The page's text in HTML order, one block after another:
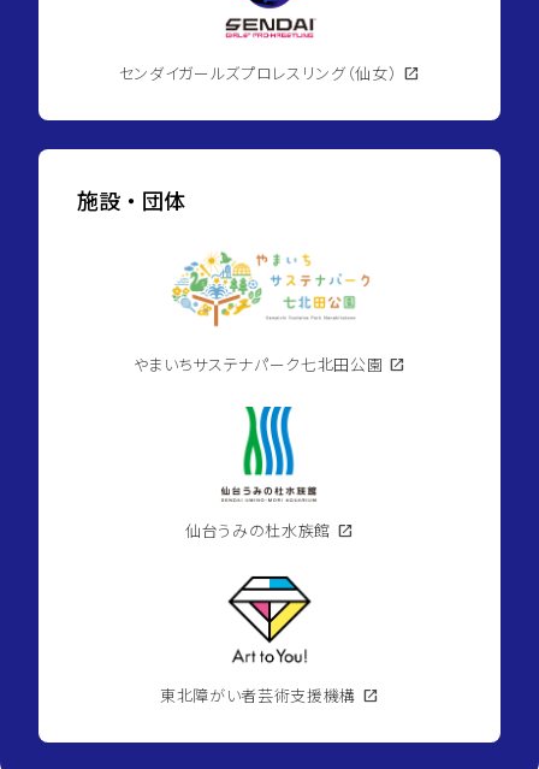
センダイガールズプロレスリング（仙女） open_in_new
施設・団体
やまいちサステナパーク七北田公園 open_in_new
仙台うみの杜水族館 open_in_new
東北障がい者芸術支援機構 open_in_new